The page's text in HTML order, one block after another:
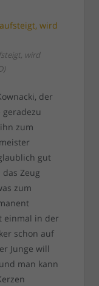
wird
der
zum
gut
Zeug
zum
einmal in der
schon auf
Junge will
man kann